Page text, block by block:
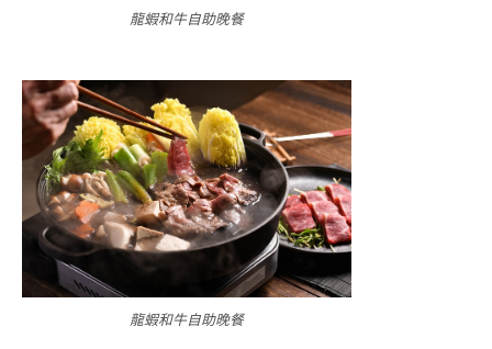
龍蝦和牛自助晚餐
龍蝦和牛自助晚餐